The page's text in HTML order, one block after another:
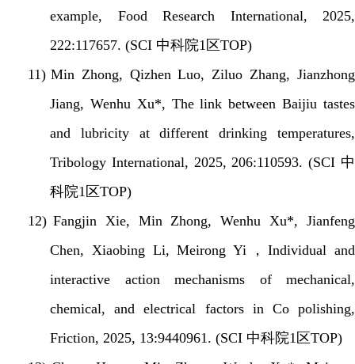
example, Food Research International, 2025,
222:117657. (SCI 中科院1 区TOP)
11) Min Zhong, Qizhen Luo, Ziluo Zhang, Jianzhong
Jiang, Wenhu Xu*, The link between Baijiu tastes
and lubricity at different drinking temperatures,
Tribology International, 2025, 206:110593. (SCI 中
科院1 区TOP)
12) Fangjin Xie, Min Zhong,Wenhu Xu*, Jianfeng
Chen, Xiaobing Li, Meirong Yi，Individual and
interactive action mechanisms of mechanical,
chemical, and electrical factors in Co polishing,
Friction, 2025, 13:9440961. (SCI 中科院1 区TOP)